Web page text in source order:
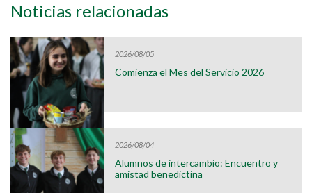
Noticias relacionadas
2026/08/05
Comienza el Mes del Servicio 2026
2026/08/04
Alumnos de intercambio: Encuentro y
amistad benedictina